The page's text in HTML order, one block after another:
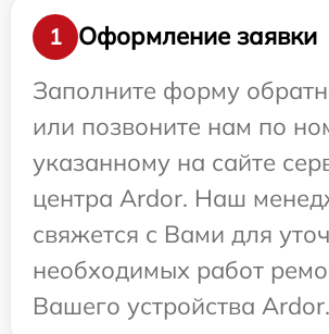
1
Оформление заявки
Заполните форму
или позвоните нам по
указанному на сайте
центра Ardor. Наш
свяжется с Вами для
необходимых работ
Вашего устройства Ardor.